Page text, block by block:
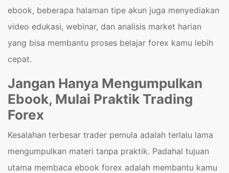
ebook, beberapa halaman tipe akun juga menyediakan
video edukasi, webinar, dan analisis market harian
yang bisa membantu proses belajar forex kamu lebih
cepat.
Jangan Hanya Mengumpulkan
Ebook, Mulai Praktik Trading
Forex
Kesalahan terbesar trader pemula adalah terlalu lama
mengumpulkan materi tanpa praktik. Padahal tujuan
utama membaca ebook forex adalah membantu kamu